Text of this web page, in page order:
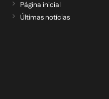
Página inicial
Últimas notícias